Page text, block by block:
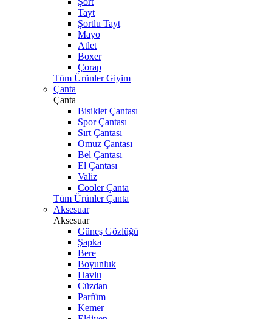
Tayt
Şortlu Tayt
Mayo
Atlet
Boxer
Çorap
Tüm Ürünler Giyim
Çanta
Çanta
Bisiklet Çantası
Spor Çantası
Sırt Çantası
Omuz Çantası
Bel Çantası
El Çantası
Valiz
Cooler Çanta
Tüm Ürünler Çanta
Aksesuar
Aksesuar
Güneş Gözlüğü
Şapka
Bere
Boyunluk
Havlu
Cüzdan
Parfüm
Kemer